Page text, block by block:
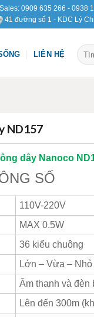
Sales: 0909 635 266 - 0938
41 đường số 1 - KDC Lý
LIÊN HỆ
Tìm
kiếm:
ND157
dây Nanoco
SỐ
110V-220V
MAX 0.5W
36 kiểu chuông
Lớn – Vừa –
Âm thanh và đèn
Lên đến 300m